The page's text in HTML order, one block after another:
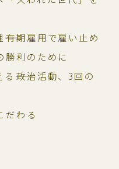
有期雇用で雇い止め
勝利のために
――政治活動、3回の
だわる